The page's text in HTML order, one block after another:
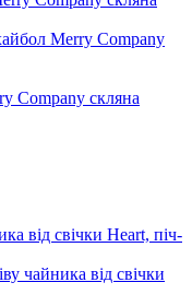
Company скляна